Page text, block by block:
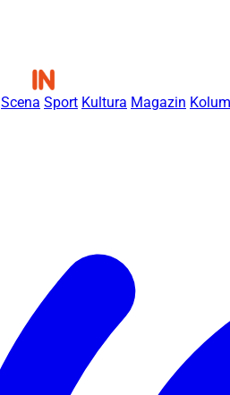
Scena Sport Kultura Magazin